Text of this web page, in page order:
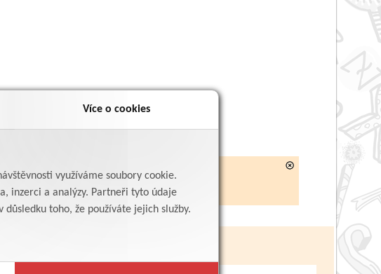
Více o cookies
využíváme soubory cookie.
inzerci a analýzy. Partneři tyto údaje
toho, že používáte jejich služby.